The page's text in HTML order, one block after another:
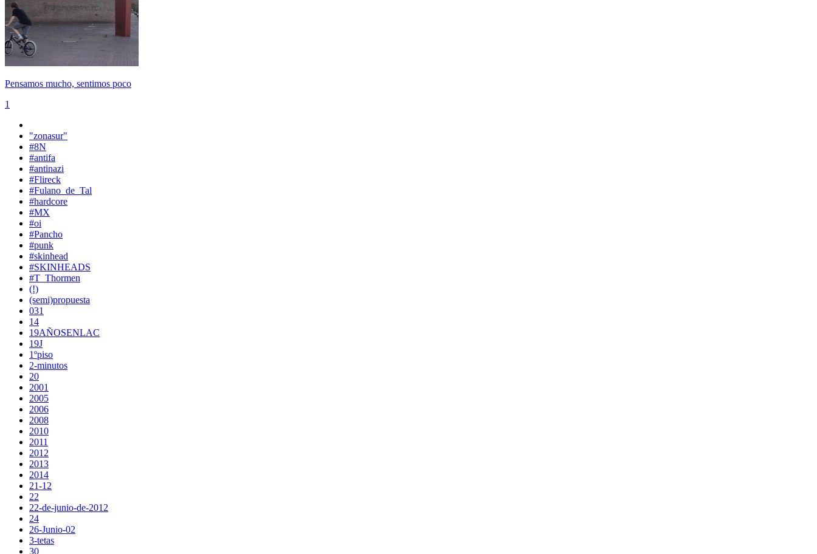
Pensamos mucho, sentimos poco
1
"zonasur"
#8N
#antifa
#antinazi
#Flireck
#Fulano_de_Tal
#hardcore
#MX
#oi
#Pancho
#punk
#skinhead
#SKINHEADS
#T_Thormen
(!)
(semi)propuesta
031
14
19AÑOSENLAC
19J
1ºpiso
2-minutos
20
2001
2005
2006
2008
2010
2011
2012
2013
2014
21-12
22
22-de-junio-de-2012
24
26-Junio-02
3-tetas
30